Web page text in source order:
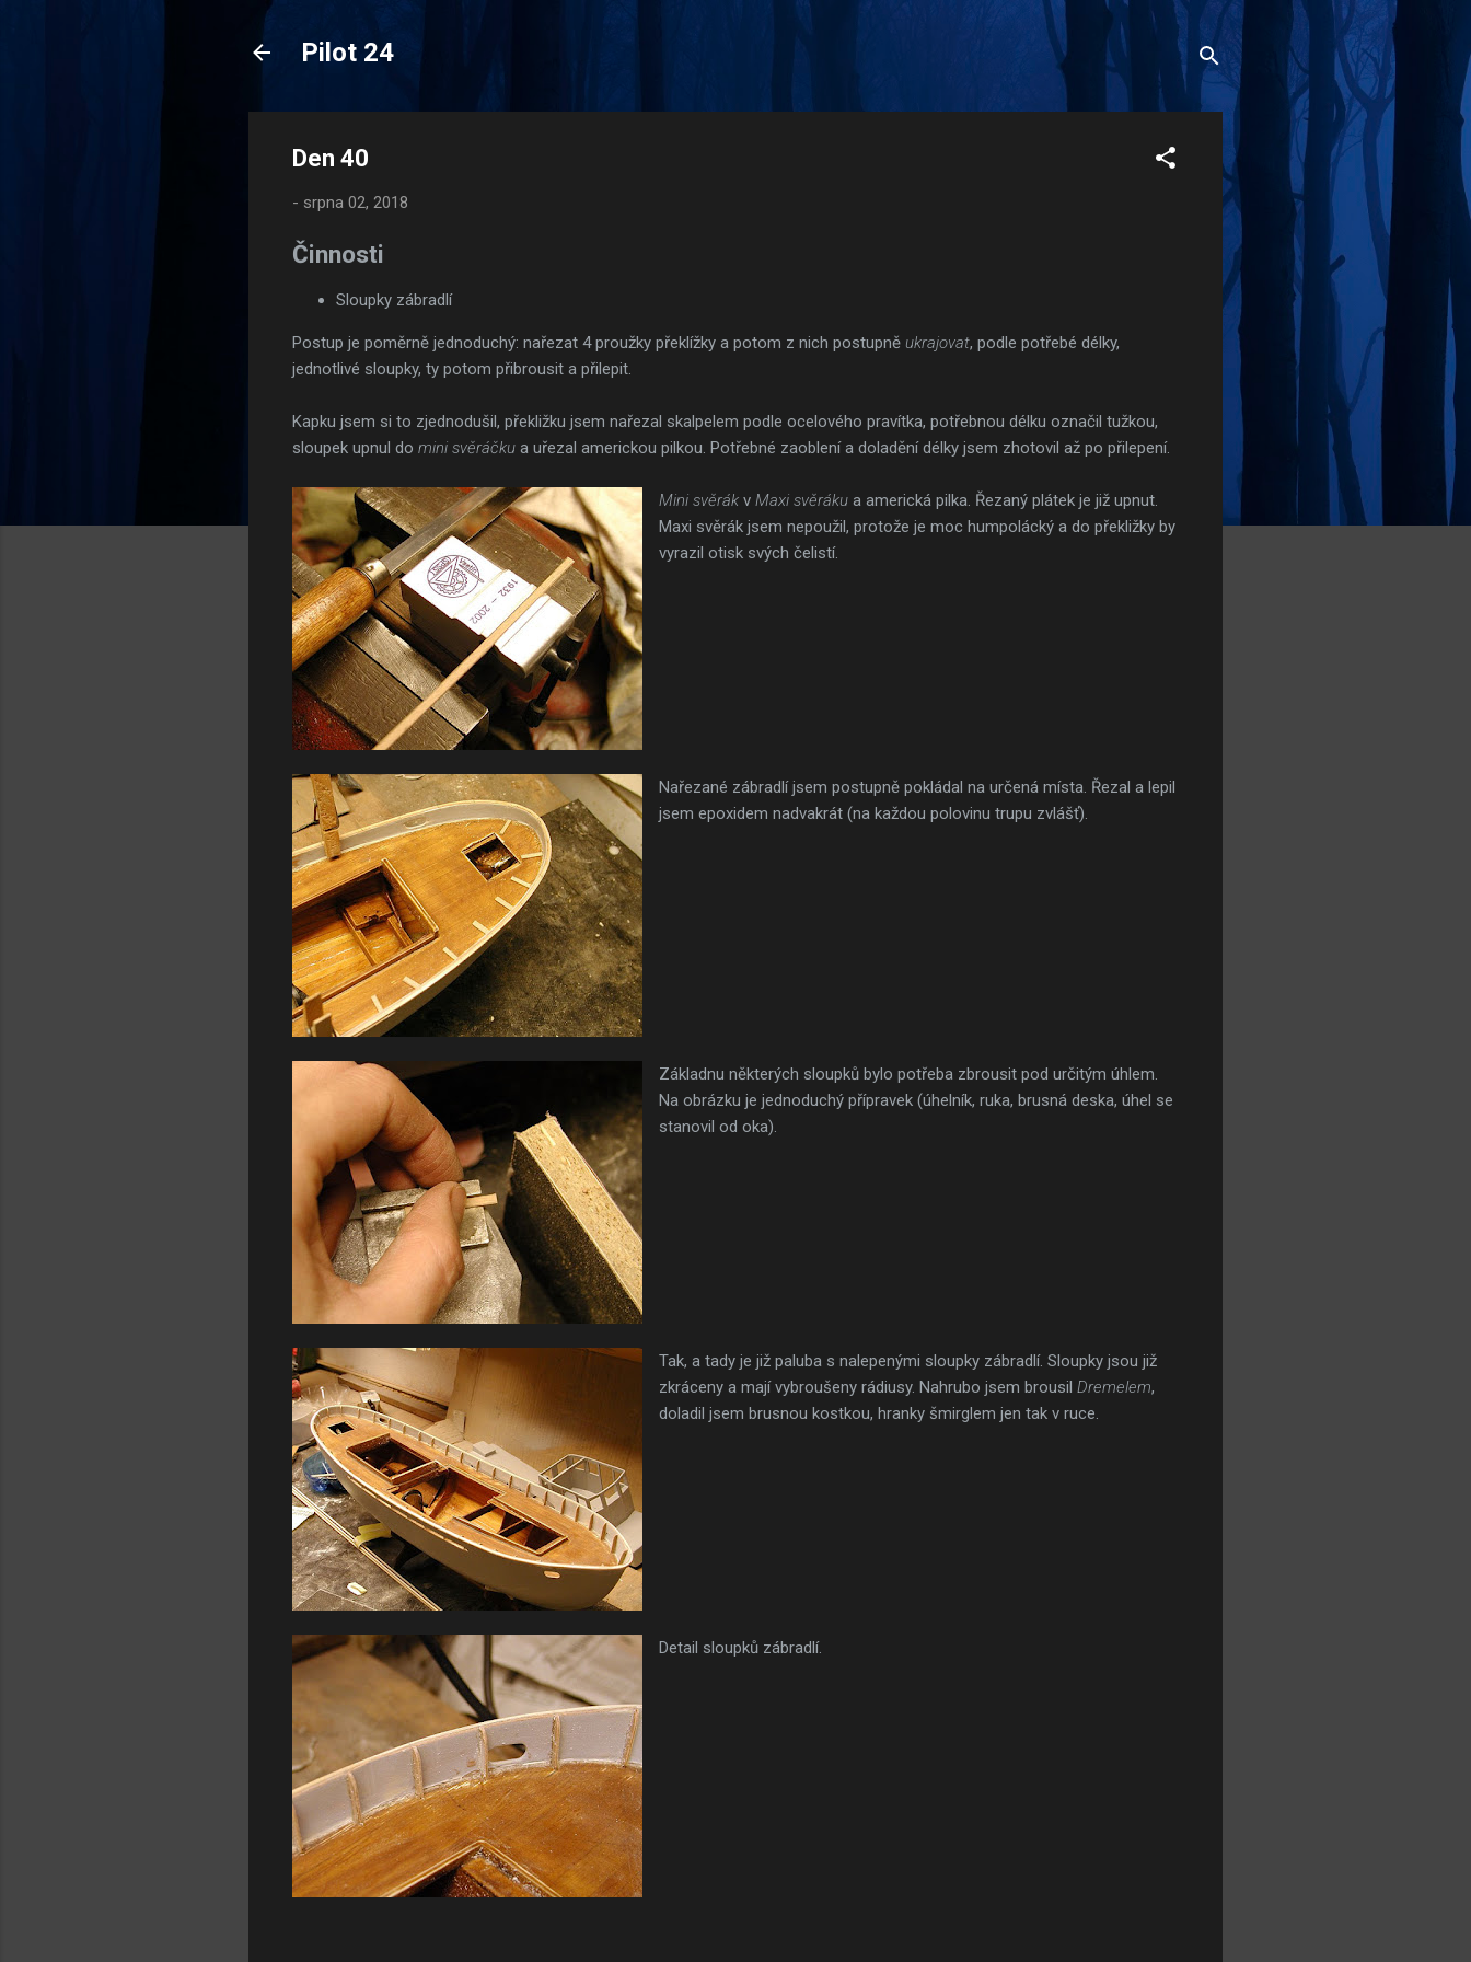
Pilot 24
Den 40
- srpna 02, 2018
Činnosti
Sloupky zábradlí
Postup je poměrně jednoduchý: nařezat 4 proužky překlížky a potom z nich postupně ukrajovat, podle potřebé délky,
jednotlivé sloupky, ty potom přibrousit a přilepit.
Kapku jsem si to zjednodušil, překližku jsem nařezal skalpelem podle ocelového pravítka, potřebnou délku označil tužkou,
sloupek upnul do mini svěráčku a uřezal americkou pilkou. Potřebné zaoblení a doladění délky jsem zhotovil až po přilepení.
Mini svěrák v Maxi svěráku a americká pilka. Řezaný plátek je již upnut.
Maxi svěrák jsem nepoužil, protože je moc humpolácký a do překližky by
vyrazil otisk svých čelistí.
Nařezané zábradlí jsem postupně pokládal na určená místa. Řezal a lepil
jsem epoxidem nadvakrát (na každou polovinu trupu zvlášť).
Základnu některých sloupků bylo potřeba zbrousit pod určitým úhlem.
Na obrázku je jednoduchý přípravek (úhelník, ruka, brusná deska, úhel se
stanovil od oka).
Tak, a tady je již paluba s nalepenými sloupky zábradlí. Sloupky jsou již
zkráceny a mají vybroušeny rádiusy. Nahrubo jsem brousil Dremelem,
doladil jsem brusnou kostkou, hranky šmirglem jen tak v ruce.
Detail sloupků zábradlí.